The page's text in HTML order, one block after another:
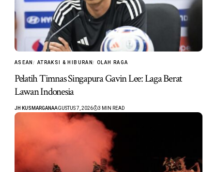
ASEAN ATRAKSI & HIBURAN OLAH RAGA
Pelatih Timnas Singapura Gavin Lee: Laga Berat
Lawan Indonesia
JH KUSMARGANAAGUSTUS 7, 2026 3 MIN READ